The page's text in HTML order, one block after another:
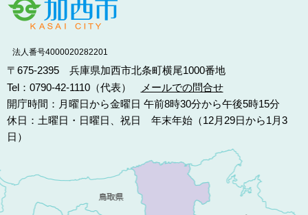
法人番号4000020282201
〒675-2395 兵庫県加西市北条町横尾1000番地
Tel：0790-42-1110（代表）
メールでの問合せ
開庁時間：月曜日から金曜日 午前8時30分から午後5時15分
休日：土曜日・日曜日、祝日 年末年始（12月29日から1月3
日）